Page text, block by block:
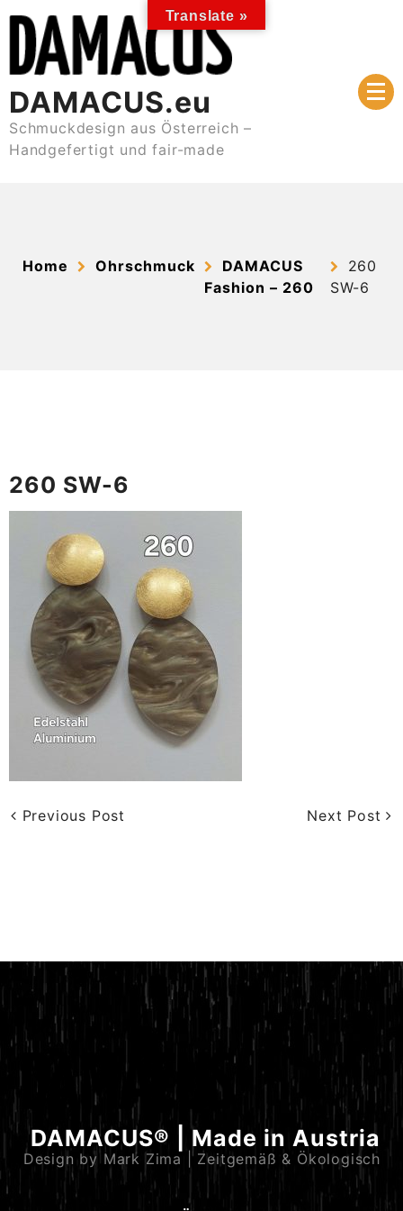
content
DAMACUS.eu
Schmuckdesign aus Österreich –
Handgefertigt und fair-made
Home Ohrschmuck
DAMACUS
Fashion – 260
260
SW-6
260 SW-6
Previous Post Next Post
DAMACUS® | Made in Austria
Design by Mark Zima | Zeitgemäß & Ökologisch
Translate »